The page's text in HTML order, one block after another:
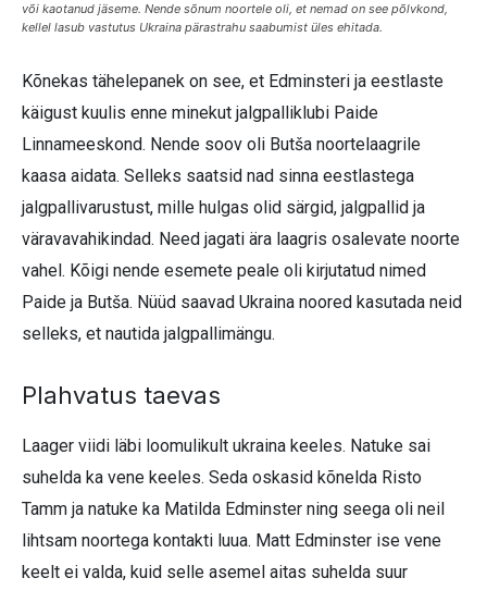
või kaotanud jäseme. Nende sõnum noortele oli, et nemad on see põlvkond,
kellel lasub vastutus Ukraina pärastrahu saabumist üles ehitada.
Kõnekas tähelepanek on see, et Edminsteri ja eestlaste
käigust kuulis enne minekut jalgpalliklubi Paide
Linnameeskond. Nende soov oli Butša noortelaagrile
kaasa aidata. Selleks saatsid nad sinna eestlastega
jalgpallivarustust, mille hulgas olid särgid, jalgpallid ja
väravavahikindad. Need jagati ära laagris osalevate noorte
vahel. Kõigi nende esemete peale oli kirjutatud nimed
Paide ja Butša. Nüüd saavad Ukraina noored kasutada neid
selleks, et nautida jalgpallimängu.
Plahvatus taevas
Laager viidi läbi loomulikult ukraina keeles. Natuke sai
suhelda ka vene keeles. Seda oskasid kõnelda Risto
Tamm ja natuke ka Matilda Edminster ning seega oli neil
lihtsam noortega kontakti luua. Matt Edminster ise vene
keelt ei valda, kuid selle asemel aitas suhelda suur